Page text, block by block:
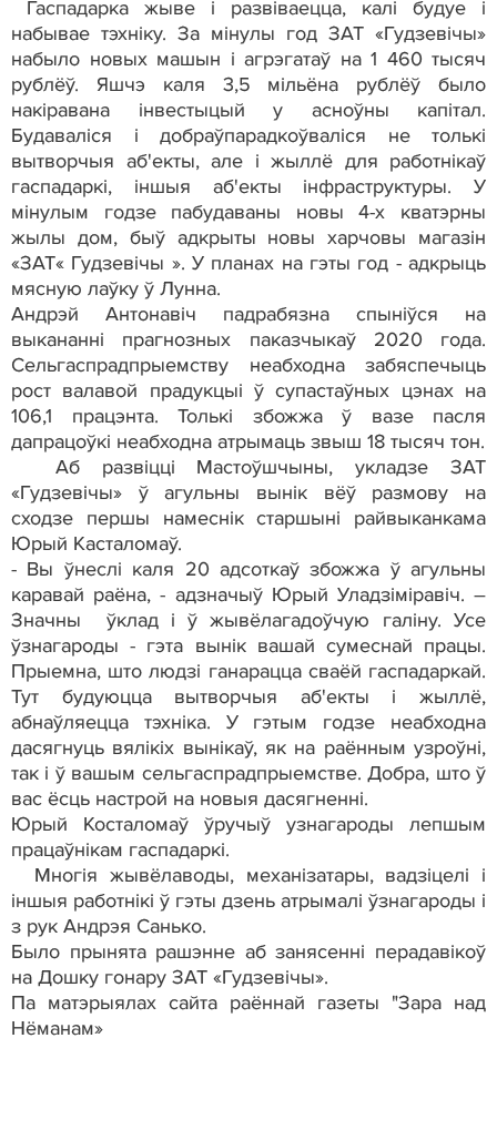
Гаспадарка жыве і развіваецца, калі будуе і
набывае тэхніку. За мінулы год ЗАТ «Гудзевічы»
набыло новых машын і агрэгатаў на 1 460 тысяч
рублёў. Яшчэ каля 3,5 мільёна рублёў было
накіравана інвестыцый у асноўны капітал.
Будаваліся і добраўпарадкоўваліся не толькі
вытворчыя аб'екты, але і жыллё для работнікаў
гаспадаркі, іншыя аб'екты інфраструктуры. У
мінулым годзе пабудаваны новы 4-х кватэрны
жылы дом, быў адкрыты новы харчовы магазін
«ЗАТ« Гудзевічы ». У планах на гэты год - адкрыць
мясную лаўку ў Лунна.
Андрэй Антонавіч падрабязна спыніўся на
выкананні прагнозных паказчыкаў 2020 года.
Сельгаспрадпрыемству неабходна забяспечыць
рост валавой прадукцыі ў супастаўных цэнах на
106,1 працэнта. Толькі збожжа ў вазе пасля
дапрацоўкі неабходна атрымаць звыш 18 тысяч тон.
Аб развіцці Мастоўшчыны, укладзе ЗАТ
«Гудзевічы» ў агульны вынік вёў размову на
сходзе першы намеснік старшыні райвыканкама
Юрый Касталомаў.
- Вы ўнеслі каля 20 адсоткаў збожжа ў агульны
каравай раёна, - адзначыў Юрый Уладзіміравіч. –
Значны ўклад і ў жывёлагадоўчую галіну. Усе
ўзнагароды - гэта вынік вашай сумеснай працы.
Прыемна, што людзі ганарацца сваёй гаспадаркай.
Тут будуюцца вытворчыя аб'екты і жыллё,
абнаўляецца тэхніка. У гэтым годзе неабходна
дасягнуць вялікіх вынікаў, як на раённым узроўні,
так і ў вашым сельгаспрадпрыемстве. Добра, што ў
вас ёсць настрой на новыя дасягненні.
Юрый Косталомаў ўручыў узнагароды лепшым
працаўнікам гаспадаркі.
Многія жывёлаводы, механізатары, вадзіцелі і
іншыя работнікі ў гэты дзень атрымалі ўзнагароды і
з рук Андрэя Санько.
Было прынята рашэнне аб занясенні перадавікоў
на Дошку гонару ЗАТ «Гудзевічы».
Па матэрыялах сайта раённай газеты "Зара над
Нёманам»